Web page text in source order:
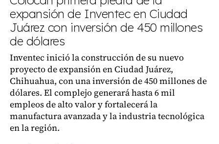
expansión de Inventec en Ciudad
Juárez con inversión de 450 millones
de dólares
Inventec inició la construcción de su nuevo
proyecto de expansión en Ciudad Juárez,
Chihuahua, con una inversión de 450 millones de
dólares. El complejo generará hasta 6 mil
empleos de alto valor y fortalecerá la
manufactura avanzada y la industria tecnológica
en la región.